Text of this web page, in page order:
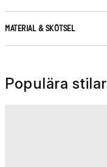
MATERIAL & SKÖTSEL
Populära stilar